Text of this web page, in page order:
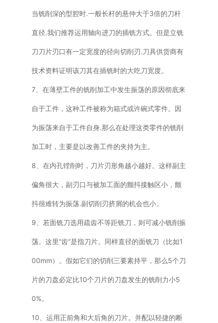
当铣削深的型腔时.一般长杆的悬仲大于3倍的刀杆
直径.我们推荐运用轴向进刀的插铣方式。但是立铣
刀刀片刃口有一定宽度的径向切削刃.刀具供货商有
技术资料证明该刀其在插铣时的大吃刀宽度。
7、在薄壁工件的铣削加工中发生振荡的原因彻底来
自于工件，这种工件被称为箱式或许碗式零件。因
为振荡来自于工件自身.那么在处理这类零件的铣削
加工时，主要是以改善工件的夹持为主。
8、在内孔镗削时，刀片刃形角越小越好。这样副主
偏角很大，副刃口与被加工面的颤抖接触区小，颤
抖很难转为振荡.副切削刃挤屑的机会也小。
9、若面铣刀选用疏齿不等距铣刀，则可减小铣削振
荡。这里“齿”是指刀片。同样直径的面铣刀（比如1
00mm）。假如它们的切削三要素持平，那么5个刀
片的刀盘必定比10个刀片的刀盘发生的铣削力小5
0%。
10、运用正前角和大后角的刀片。并配以轻捷的断